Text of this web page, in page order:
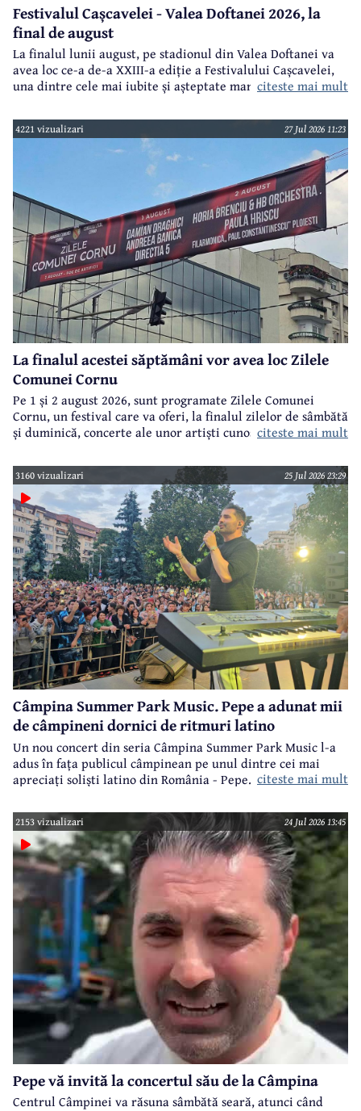
Festivalul Cașcavelei - Valea Doftanei 2026, la
final de august
La finalul lunii august, pe stadionul din Valea Doftanei va
avea loc ce-a de-a XXIII-a ediție a Festivalului Cașcavelei,
una dintre cele mai iubite și așteptate manifestări de acest
citeste mai mult
4221 vizualizari 27 Jul 2026 11:23
La finalul acestei săptămâni vor avea loc Zilele
Comunei Cornu
Pe 1 și 2 august 2026, sunt programate Zilele Comunei
Cornu, un festival care va oferi, la finalul zilelor de sâmbătă
și duminică, concerte ale unor artiști cunoscuți.citeste mai mult
3160 vizualizari 25 Jul 2026 23:29
Câmpina Summer Park Music. Pepe a adunat mii
de câmpineni dornici de ritmuri latino
Un nou concert din seria Câmpina Summer Park Music l-a
adus în fața publicul câmpinean pe unul dintre cei mai
apreciați soliști latino din România - Pepe. citeste mai mult
2153 vizualizari 24 Jul 2026 13:45
Pepe vă invită la concertul său de la Câmpina
Centrul Câmpinei va răsuna sâmbătă seară, atunci când